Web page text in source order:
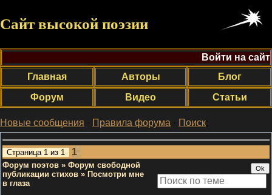
Сайт высокой поэзии
Войти на сайт
Главная
Авторы
Блог
Форум
Видео Статьи
Новые сообщения · Правила форума · Поиск;
Страница 1 из 1 1
Форум поэтов » Форум свободной
публикации стихов » Посмотри мне
в глаза